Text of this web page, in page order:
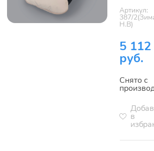
Артикул:
387/
Н.В)
5 112
руб.
Снято с
в